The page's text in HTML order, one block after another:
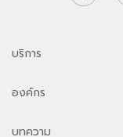
บริการ
องค์กร
บทความ